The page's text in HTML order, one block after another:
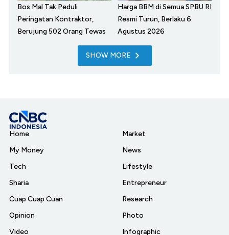
Bos Mal Tak Peduli
Peringatan Kontraktor,
Berujung 502 Orang Tewas
Harga BBM di Semua SPBU RI
Resmi Turun, Berlaku 6
Agustus 2026
SHOW MORE
Home
My Money
Tech
Sharia
Cuap Cuap Cuan
Opinion
Video
Market
News
Lifestyle
Entrepreneur
Research
Photo
Infographic